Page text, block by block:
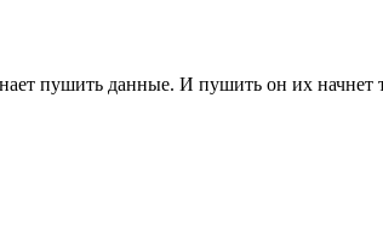
пушить данные. И пушить он их начнет